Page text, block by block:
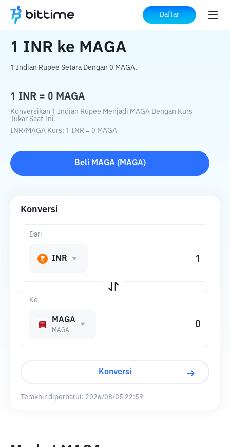
Daftar
Beranda Konverter Kripto ke MAGA
1 INR ke MAGA
1 Indian Rupee Setara Dengan 0 MAGA.
1 INR = 0 MAGA
Konversikan 1 Indian Rupee Menjadi MAGA Dengan Kurs
Tukar Saat Ini.
INR/MAGA Kurs: 1 INR = 0 MAGA
Beli MAGA( MAGA)
Konversi
Ke
MAGA
MAGA
Dari
INR
Konversi
Terakhir diperbarui: 2026/08/05 22:59